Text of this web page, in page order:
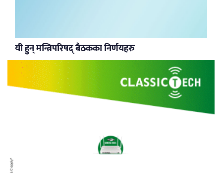
यी हुन् मन्त्रिपरिषद् बैठकका निर्णयहरु